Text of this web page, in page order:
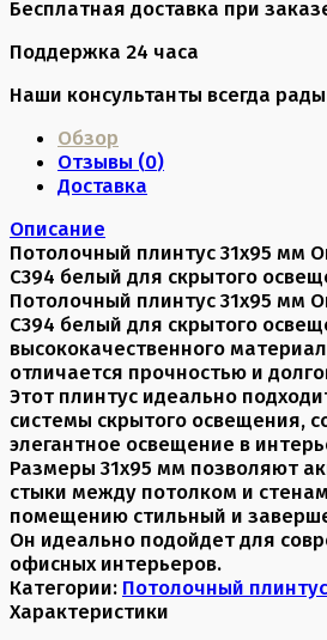
Бесплатная доставка при
Поддержка 24 часа
Наши консультанты всегда
Обзор
Отзывы (0)
Доставка
Описание
Потолочный плинтус 31х95 мм
C394 белый для скрытого
Потолочный плинтус 31х95 мм
C394 белый для скрытого
высококачественного
отличается прочностью и
Этот плинтус идеально
системы скрытого освещения,
элегантное освещение в
Размеры 31x95 мм позволяют
стыки между потолком и
помещению стильный и
Он идеально подойдет для
офисных интерьеров.
Категории: Потолочный плинтус
Характеристики